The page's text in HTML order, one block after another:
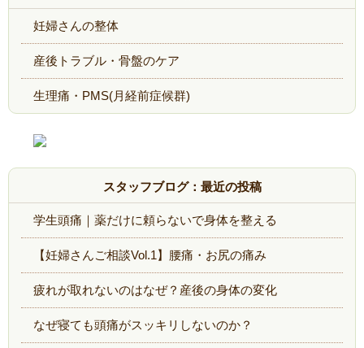
妊婦さんの整体
産後トラブル・骨盤のケア
生理痛・PMS(月経前症候群)
スタッフブログ：最近の投稿
学生頭痛｜薬だけに頼らないで身体を整える
【妊婦さんご相談Vol.1】腰痛・お尻の痛み
疲れが取れないのはなぜ？産後の身体の変化
なぜ寝ても頭痛がスッキリしないのか？